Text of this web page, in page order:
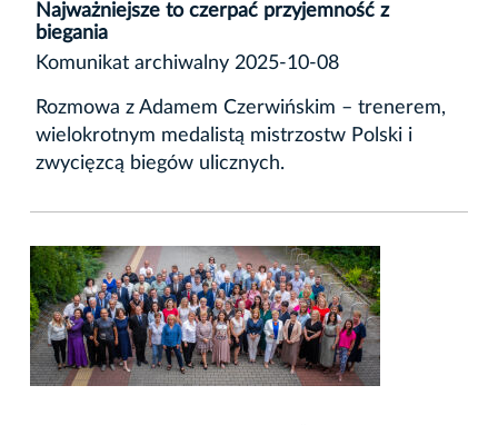
Najważniejsze to czerpać przyjemność z
biegania
Komunikat archiwalny 2025-10-08
Rozmowa z Adamem Czerwińskim – trenerem,
wielokrotnym medalistą mistrzostw Polski i
zwycięzcą biegów ulicznych.